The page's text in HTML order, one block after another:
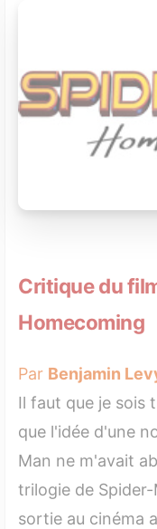
Critique du
Homecoming
Par Benjamin
Il faut que je sois
que l'idée d'une
Man ne m'avait
trilogie de Spider-
sortie au cinéma